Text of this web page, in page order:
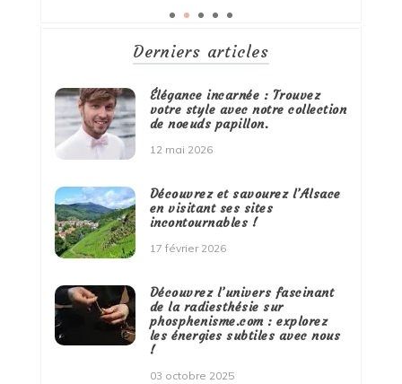
Derniers articles
Élégance incarnée : Trouvez
votre style avec notre collection
de noeuds papillon.
12 mai 2026
Découvrez et savourez l’Alsace
en visitant ses sites
incontournables !
17 février 2026
Découvrez l’univers fascinant
de la radiesthésie sur
phosphenisme.com : explorez
les énergies subtiles avec nous
!
03 octobre 2025